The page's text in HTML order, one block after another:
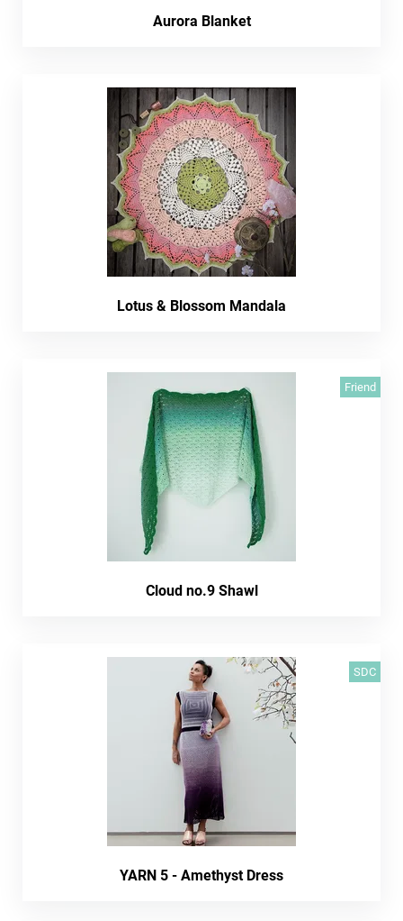
Aurora Blanket
Lotus & Blossom Mandala
Friend
Cloud no.9 Shawl
SDC
YARN 5 - Amethyst Dress